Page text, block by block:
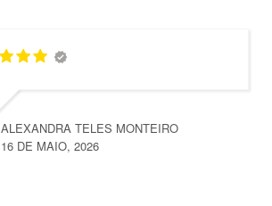
ALEXANDRA TELES MONTEIRO
16 DE MAIO, 2026